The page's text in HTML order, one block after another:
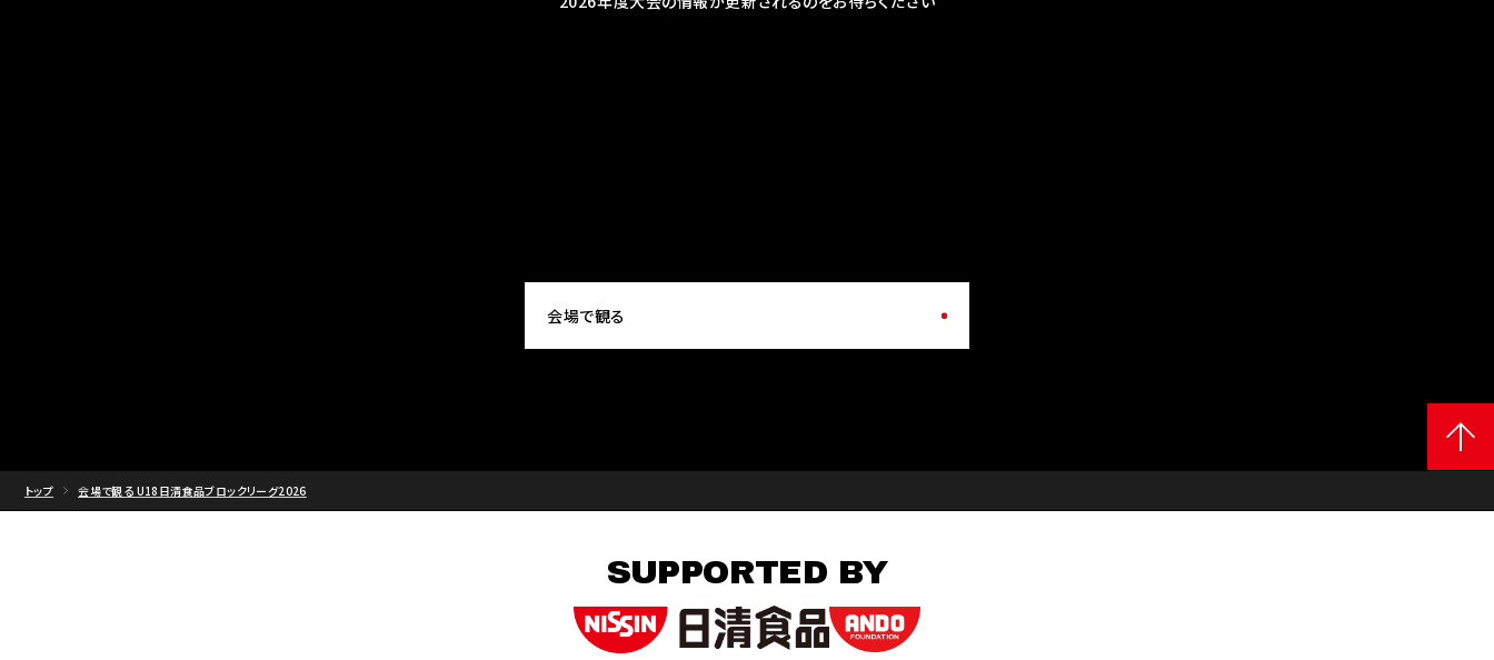
会場で観る
トップ 会場で観る U18日清食品ブロックリーグ2026
SUPPORTED BY